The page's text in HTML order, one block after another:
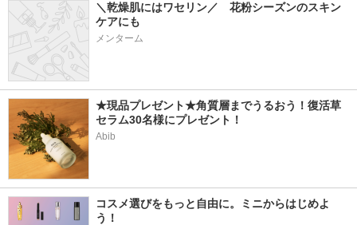
＼乾燥肌にはワセリン／　花粉シーズンのスキン
ケアにも
メンターム
★現品プレゼント★角質層までうるおう！復活草
セラム30名様にプレゼント！
Abib
コスメ選びをもっと自由に。ミニからはじめよ
う！